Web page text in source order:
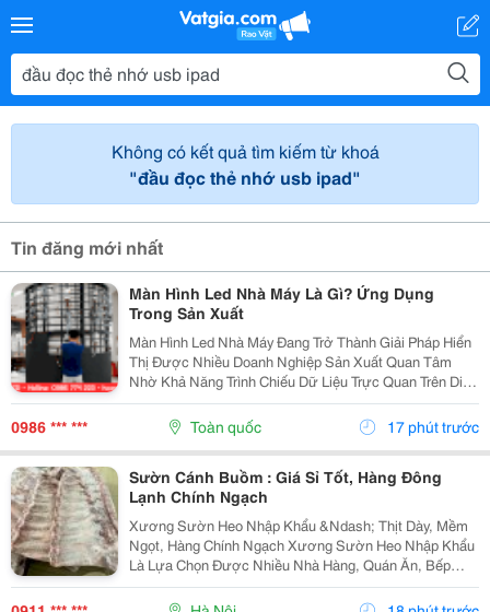
Không có kết quả tìm kiếm từ khoá
"đầu đọc thẻ nhớ usb ipad"
Tin đăng mới nhất
Màn Hình Led Nhà Máy Là Gì? Ứng Dụng
Trong Sản Xuất
Màn Hình Led Nhà Máy Đang Trở Thành Giải Pháp Hiển
Thị Được Nhiều Doanh Nghiệp Sản Xuất Quan Tâm
Nhờ Khả Năng Trình Chiếu Dữ Liệu Trực Quan Trên Diện
Tích Lớn. Không Chỉ Phục Vụ Nhu Cầu Trình Chiếu Hình
Ảnh, Màn Hình Led Còn Có Thể Hỗ Trợ Theo Dõi Và...
0986 *** *** Toàn quốc 17 phút trước
Sườn Cánh Buồm : Giá Sỉ Tốt, Hàng Đông
Lạnh Chính Ngạch
Xương Sườn Heo Nhập Khẩu &Ndash; Thịt Dày, Mềm
Ngọt, Hàng Chính Ngạch Xương Sườn Heo Nhập Khẩu
Là Lựa Chọn Được Nhiều Nhà Hàng, Quán Ăn, Bếp
Công Nghiệp Và Gia Đình Ưa Chuộng Nhờ Phần Thịt
Dày, Mềm Ngọt, Xương Nhỏ Và Hương Vị Thơm Ngon